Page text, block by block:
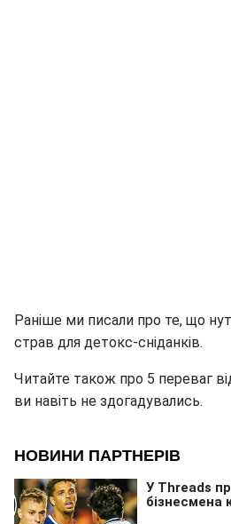
Раніше ми писали про те, що
страв для детокс-сніданків.
Читайте також про 5 переваг
ви навіть не здогадувались.